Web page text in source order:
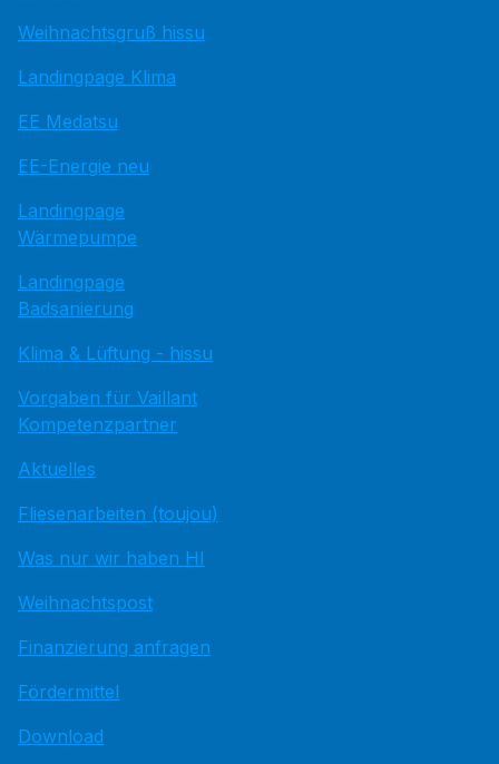
Weihnachtsgruß hissu
Landingpage Klima
EE Medatsu
EE-Energie neu
Landingpage
Wärmepumpe
Landingpage
Badsanierung
Klima & Lüftung - hissu
Vorgaben für Vaillant
Kompetenzpartner
Aktuelles
Fliesenarbeiten (toujou)
Was nur wir haben HI
Weihnachtspost
Finanzierung anfragen
Fördermittel
Download